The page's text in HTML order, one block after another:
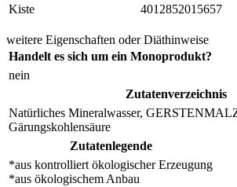
Kiste
4012852015657
weitere Eigenschaften oder Diäthinweise
Handelt es sich um ein Monoprodukt?
nein
Zutatenverzeichnis
Natürliches Mineralwasser,
Gärungskohlensäure
Zutatenlegende
*aus kontrolliert ökologischer Erzeugung
*aus ökologischem Anbau